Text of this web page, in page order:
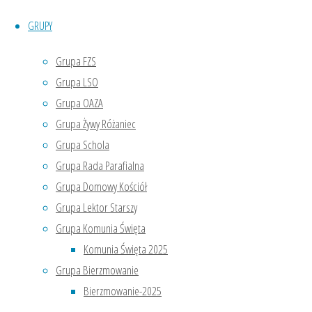
GRUPY
Grupa FZS
Grupa LSO
Grupa OAZA
Grupa Żywy Różaniec
Grupa Schola
Grupa Rada Parafialna
Grupa Domowy Kościół
Grupa Lektor Starszy
Grupa Komunia Święta
Komunia Święta 2025
Grupa Bierzmowanie
Bierzmowanie-2025
złożył
chorym
życzenia i
zaprosił
wszystkich
licznie
przybyłych
do
wspólnego
stołu w
klasztornym.
Ci, którzy